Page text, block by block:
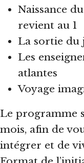
Naissance
revient au 1
La sortie du
Les
atlantes
Voyage
Le programme
mois, afin de
intégrer et de